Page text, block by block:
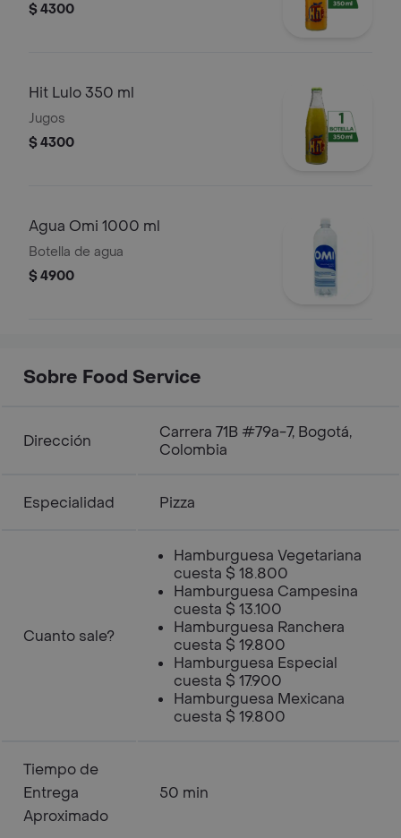
$ 4300
Hit Lulo 350 ml
Jugos
$ 4300
Agua Omi 1000 ml
Botella de agua
$ 4900
Sobre Food Service
Dirección
Carrera 71B #79a-7, Bogotá,
Colombia
Especialidad Pizza
Cuanto sale?
Hamburguesa Vegetariana
cuesta $ 18.800
Hamburguesa Campesina
cuesta $ 13.100
Hamburguesa Ranchera
cuesta $ 19.800
Hamburguesa Especial
cuesta $ 17.900
Hamburguesa Mexicana
cuesta $ 19.800
Tiempo de
Entrega
Aproximado
50 min